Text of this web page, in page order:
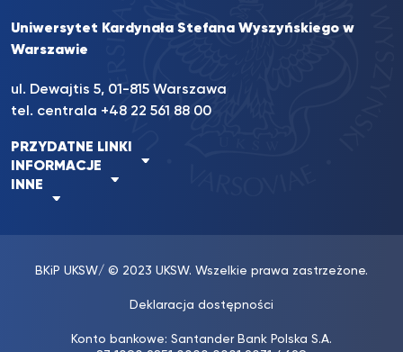
Uniwersytet Kardynała Stefana Wyszyńskiego w
Warszawie
ul. Dewajtis 5, 01-815 Warszawa
tel. centrala +48 22 561 88 00
PRZYDATNE LINKI
INFORMACJE
INNE
BKiP UKSW/ © 2023 UKSW. Wszelkie prawa zastrzeżone.
Deklaracja dostępności
Konto bankowe: Santander Bank Polska S.A.